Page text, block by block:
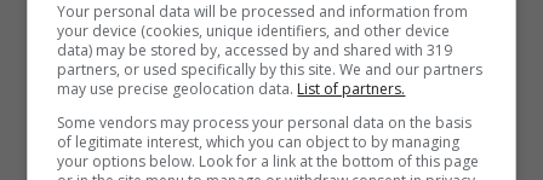
porta, inevitabilmente, anche a una fuga di
nascite all’estero.E poi c’è chi, come Sara, un
lavoro ce l’ha. Solido, serio.È una chirurga e
a 31 anni si trova nel pieno della sua carriera.
Your personal data will be processed and information from
your device (cookies, unique identifiers, and other device
data) may be stored by, accessed by and shared with 319
partners, or used specifically by this site. We and our partners
may use precise geolocation data. List of partners.
Some vendors may process your personal data on the basis
of legitimate interest, which you can object to by managing
your options below. Look for a link at the bottom of this page